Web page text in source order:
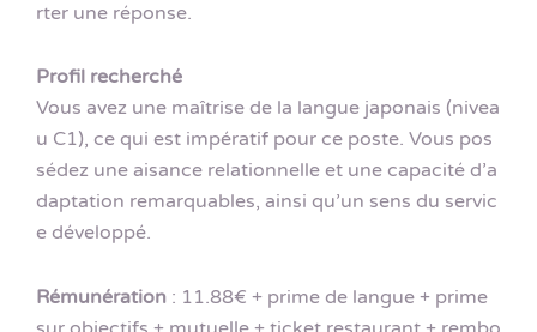
rter une réponse.
Profil recherché
Vous avez une maîtrise de la langue japonais (nivea
u C1), ce qui est impératif pour ce poste. Vous pos
sédez une aisance relationnelle et une capacité d’a
daptation remarquables, ainsi qu’un sens du servic
e développé.
Rémunération : 11.88€ + prime de langue + prime